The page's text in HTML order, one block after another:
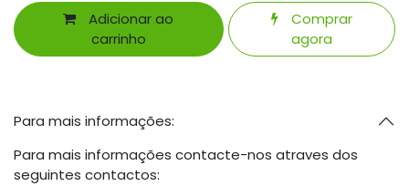
Adicionar ao
carrinho
Comprar
agora
Para mais informações:
Para mais informações contacte-nos atraves dos
seguintes contactos: